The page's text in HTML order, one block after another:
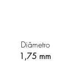
Diâmetro
1,75 mm